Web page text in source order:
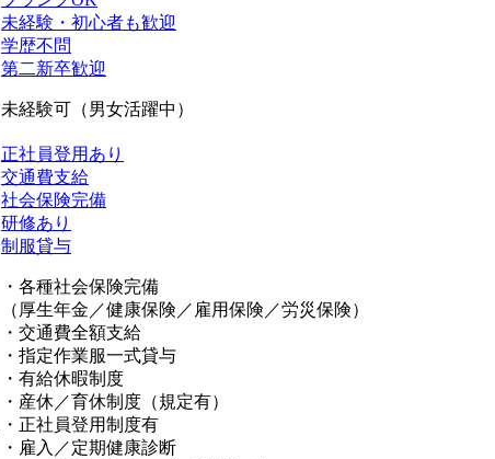
未経験・初心者も歓迎
学歴不問
第二新卒歓迎
未経験可（男女活躍中）
正社員登用あり
交通費支給
社会保険完備
研修あり
制服貸与
・各種社会保険完備
（厚生年金／健康保険／雇用保険／労災保険）
・交通費全額支給
・指定作業服一式貸与
・有給休暇制度
・産休／育休制度（規定有）
・正社員登用制度有
・雇入／定期健康診断